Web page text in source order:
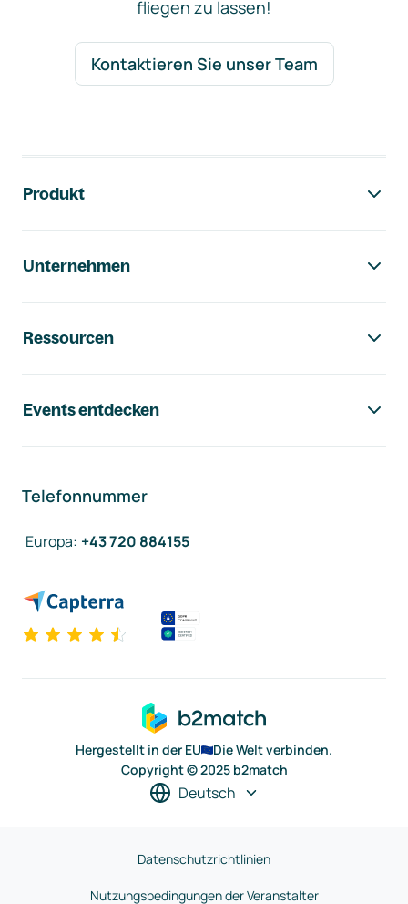
fliegen zu lassen!
Kontaktieren Sie unser Team
Produkt
Unternehmen
Ressourcen
Events entdecken
Telefonnummer
Europa: +43 720 884155
Hergestellt in der EU
Die Welt verbinden.
Copyright © 2025 b2match
Deutsch
Datenschutzrichtlinien
Nutzungsbedingungen der Veranstalter